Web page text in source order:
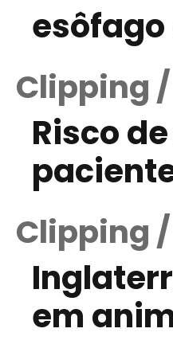
Clipping /
Risco
Clipping
em